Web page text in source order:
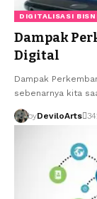
DIGITALISASI
Dampak
Digital
Dampak
sebenarnya kita
byDeviloArts